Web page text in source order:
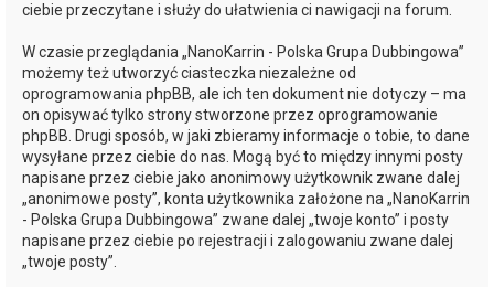
ciebie przeczytane i służy do ułatwienia ci nawigacji na forum.
W czasie przeglądania „NanoKarrin - Polska Grupa Dubbingowa”
możemy też utworzyć ciasteczka niezależne od
oprogramowania phpBB, ale ich ten dokument nie dotyczy – ma
on opisywać tylko strony stworzone przez oprogramowanie
phpBB. Drugi sposób, w jaki zbieramy informacje o tobie, to dane
wysyłane przez ciebie do nas. Mogą być to między innymi posty
napisane przez ciebie jako anonimowy użytkownik zwane dalej
„anonimowe posty”, konta użytkownika założone na „NanoKarrin
- Polska Grupa Dubbingowa” zwane dalej „twoje konto” i posty
napisane przez ciebie po rejestracji i zalogowaniu zwane dalej
„twoje posty”.